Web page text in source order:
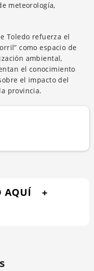
meteorología,
Toledo refuerza el
como espacio de
ambiental,
el conocimiento
el impacto del
provincia.
AQUÍ